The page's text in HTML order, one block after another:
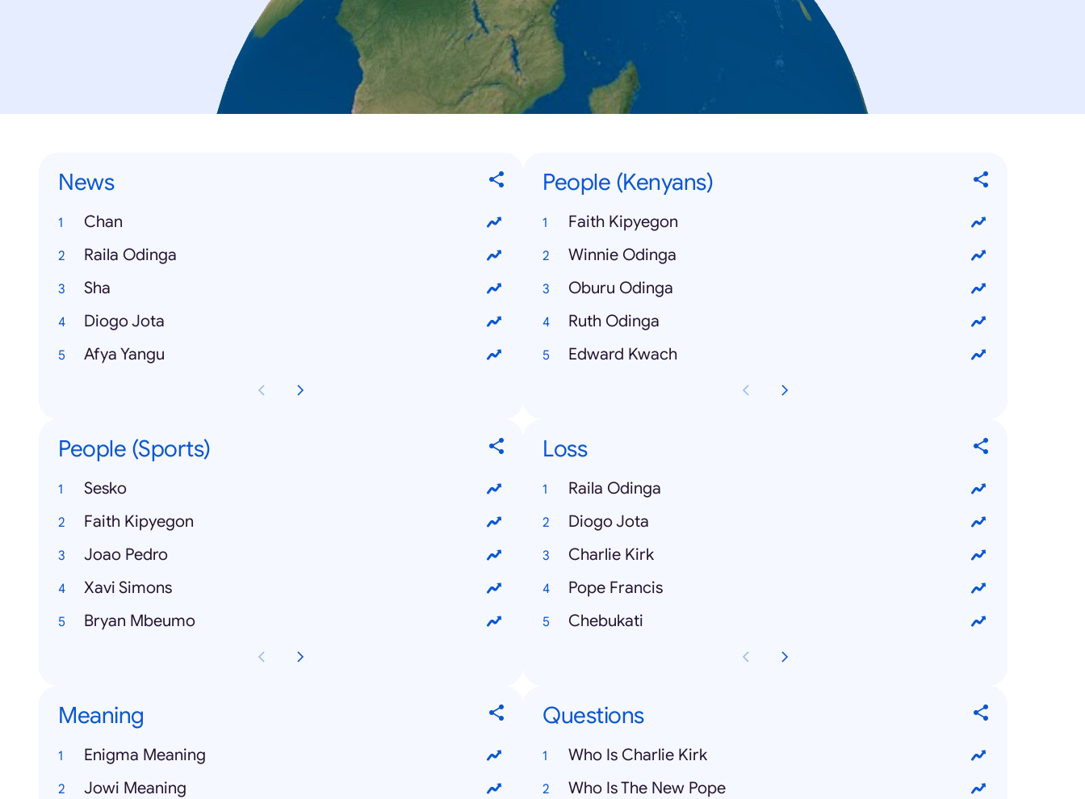
News
Chan
Raila Odinga
Sha
Diogo Jota
Afya Yangu
People (Kenyans)
Faith Kipyegon
Winnie Odinga
Oburu Odinga
Ruth Odinga
Edward Kwach
People (Sports)
Sesko
Faith Kipyegon
Joao Pedro
Xavi Simons
Bryan Mbeumo
Loss
Raila Odinga
Diogo Jota
Charlie Kirk
Pope Francis
Chebukati
Meaning
Enigma Meaning
Jowi Meaning
Questions
Who Is Charlie Kirk
Who Is The New Pope